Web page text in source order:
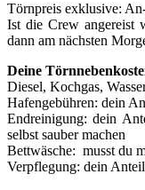
Törnpreis exklusive:
Ist die Crew angereist
dann am nächsten
Deine
Diesel, Kochgas,
Hafengebühren: dein
Endreinigung: dein
selbst sauber machen
Bettwäsche: musst du
Verpflegung: dein